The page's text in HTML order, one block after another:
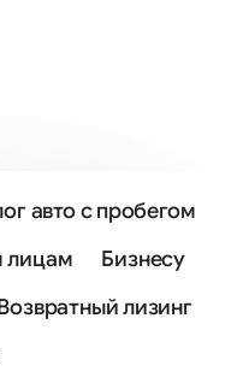
авто с пробегом
лицам
Бизнесу
лизинг